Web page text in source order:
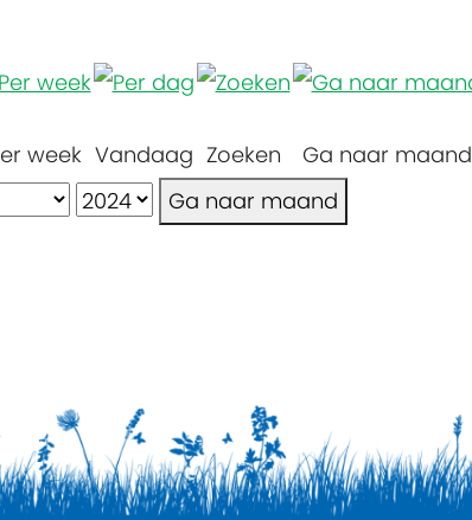
week Vandaag Zoeken
Ga naar maand
Ga naar maand